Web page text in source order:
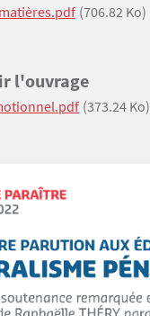
(706.82 Ko)
l'ouvrage
(373.24 Ko)